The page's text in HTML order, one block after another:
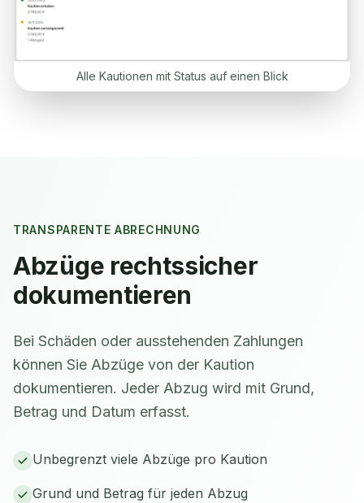
Alle Kautionen mit Status auf einen Blick
TRANSPARENTE ABRECHNUNG
Abzüge rechtssicher
dokumentieren
Bei Schäden oder ausstehenden Zahlungen
können Sie Abzüge von der Kaution
dokumentieren. Jeder Abzug wird mit Grund,
Betrag und Datum erfasst.
Unbegrenzt viele Abzüge pro Kaution
Grund und Betrag für jeden Abzug